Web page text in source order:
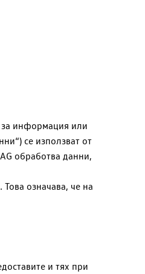
за информация или
се използват от
обработва данни,
означава, че на
и тях при